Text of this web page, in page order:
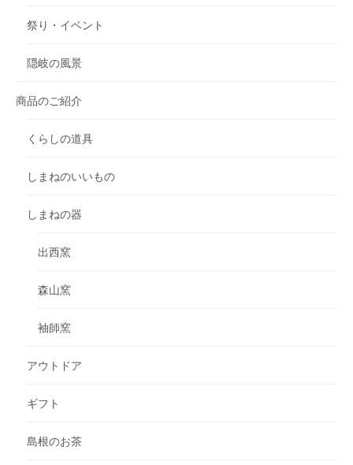
祭り・イベント
隠岐の風景
商品のご紹介
くらしの道具
しまねのいいもの
しまねの器
出西窯
森山窯
袖師窯
アウトドア
ギフト
島根のお茶